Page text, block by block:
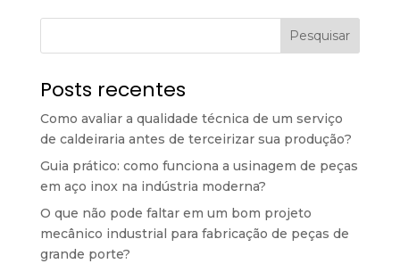
Pesquisar
Posts recentes
Como avaliar a qualidade técnica de um serviço
de caldeiraria antes de terceirizar sua produção?
Guia prático: como funciona a usinagem de peças
em aço inox na indústria moderna?
O que não pode faltar em um bom projeto
mecânico industrial para fabricação de peças de
grande porte?